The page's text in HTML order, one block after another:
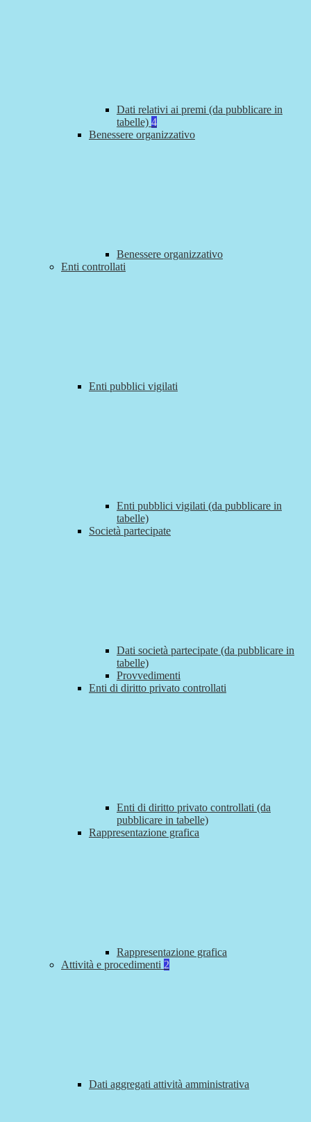
Dati relativi ai premi (da pubblicare in
tabelle) 4
Benessere organizzativo
Benessere organizzativo
Enti controllati
Enti pubblici vigilati
Enti pubblici vigilati (da pubblicare in
tabelle)
Società partecipate
Dati società partecipate (da pubblicare in
tabelle)
Provvedimenti
Enti di diritto privato controllati
Enti di diritto privato controllati (da
pubblicare in tabelle)
Rappresentazione grafica
Rappresentazione grafica
Attività e procedimenti 2
Dati aggregati attività amministrativa